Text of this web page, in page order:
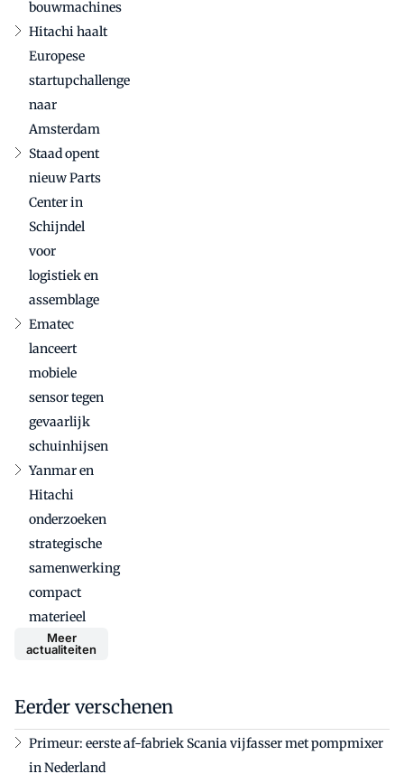
bouwmachines
Hitachi haalt
Europese
startupchallenge
naar
Amsterdam
Staad opent
nieuw Parts
Center in
Schijndel
voor
logistiek en
assemblage
Ematec
lanceert
mobiele
sensor tegen
gevaarlijk
schuinhijsen
Yanmar en
Hitachi
onderzoeken
strategische
samenwerking
compact
materieel
Meer
actualiteiten
Eerder verschenen
Primeur: eerste af-fabriek Scania vijfasser met pompmixer
in Nederland